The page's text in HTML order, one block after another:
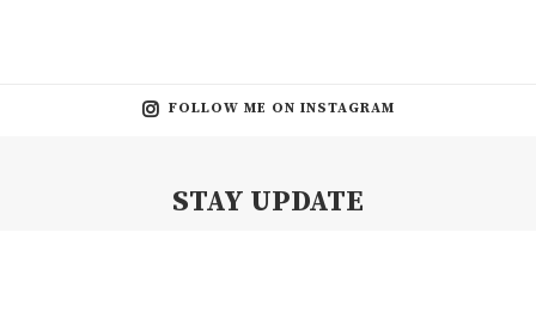
FOLLOW ME ON INSTAGRAM
STAY UPDATE